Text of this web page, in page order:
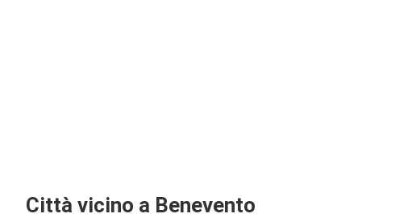
Città vicino a Benevento